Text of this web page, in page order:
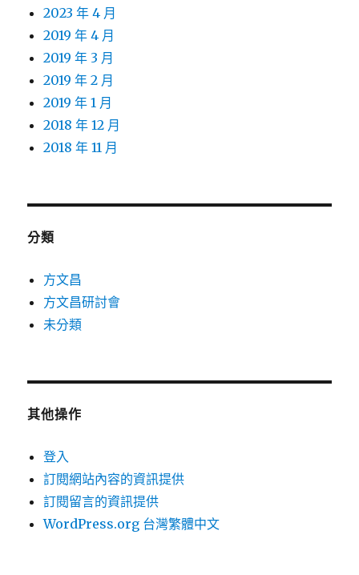
2023 年 4 月
2019 年 4 月
2019 年 3 月
2019 年 2 月
2019 年 1 月
2018 年 12 月
2018 年 11 月
分類
方文昌
方文昌研討會
未分類
其他操作
登入
訂閱網站內容的資訊提供
訂閱留言的資訊提供
WordPress.org 台灣繁體中文